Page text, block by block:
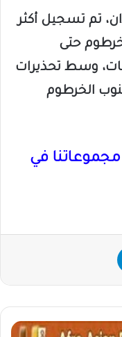
تم تسجيل أكثر
الخرطوم حتى
بينها 4 وفيات، وسط تحذيرات
الخرطوم
في